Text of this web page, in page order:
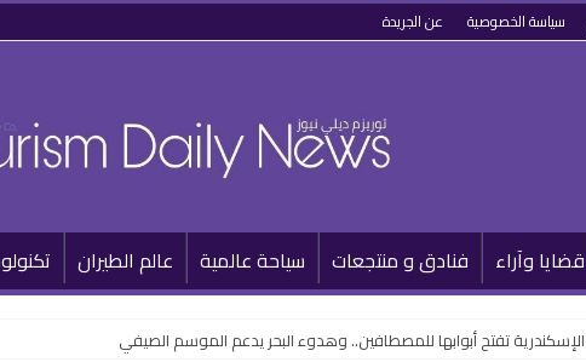
سياسة الخصوصية عن الجريدة
قضايا وآراء فنادق و منتجعات سياحة عالمية عالم الطيران
تفتح أبوابها للمصطافين.. وهدوء البحر يدعم الموسم الصيفي